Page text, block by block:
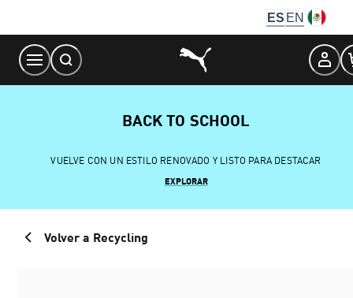
Content
ES EN
BACK TO SCHOOL
VUELVE CON UN ESTILO RENOVADO Y LISTO PARA DESTACAR
EXPLORAR
Volver a Recycling